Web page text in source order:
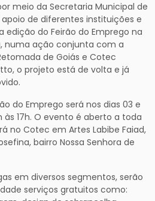
meio da Secretaria Municipal de
de diferentes instituições e
edição do Feirão do Emprego na
numa ação conjunta com a
de Goiás e Cotec
o projeto está de volta e já
do Emprego será nos dias 03 e
17h. O evento é aberto a toda
no Cotec em Artes Labibe Faiad,
bairro Nossa Senhora de
em diversos segmentos, serão
serviços gratuitos como: